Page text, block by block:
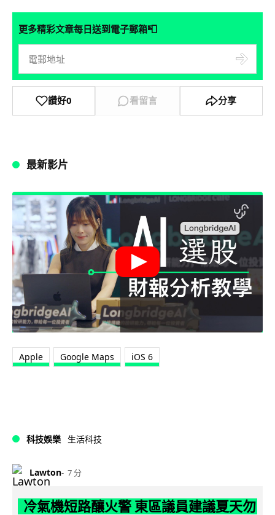
更多精彩文章每日送到電子郵箱📮
讚好0 看留言 分享
最新影片
Apple Google Maps iOS 6
科技娛樂 生活科技
Lawton 7 分
冷氣機短路釀火警 東區議員建議夏天勿